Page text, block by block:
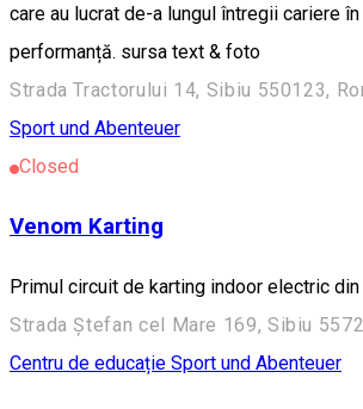
care au lucrat de-a lungul întregii cariere
performanță. sursa text & foto
Strada Tractorului 14, Sibiu 550123,
Sport und Abenteuer
Closed
Venom Karting
Primul circuit de karting indoor electric
Strada Ștefan cel Mare 169, Sibiu
Centru de educație Sport und Abenteuer